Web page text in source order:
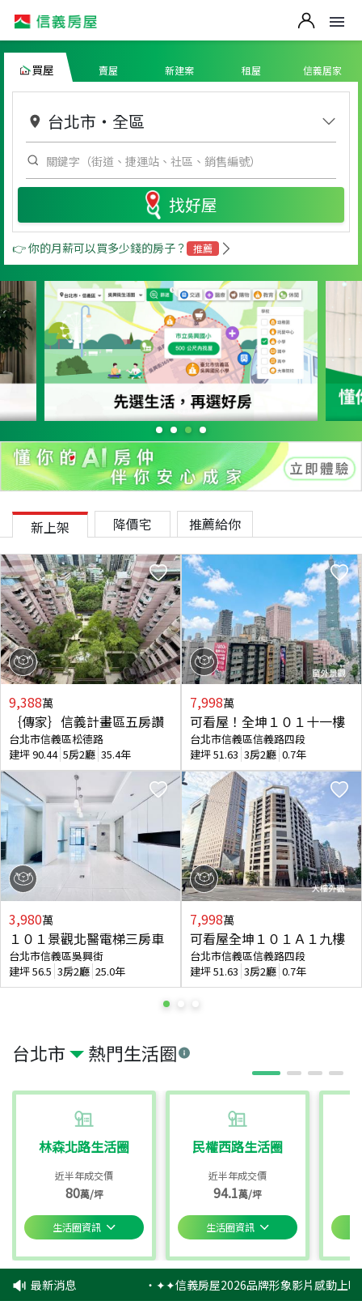
買屋 賣屋 新建案 租屋 信義居家
台北市 ・ 全區
找好屋
👉 你的月薪可以買多少錢的房子？ 推薦
台北市 熱門生活圈
林森北路生活圈
近半年成交價
80萬/坪
生活圈資訊
民權西路生活圈
近半年成交價
94.1萬/坪
生活圈資訊
新上架 降價宅 推薦給你
9,388萬
｛傳家｝信義計畫區五房讚
台北市信義區松德路
建坪90.44 5房2廳 35.4年
3,980萬
１０１景觀北醫電梯三房車
台北市信義區吳興街
建坪56.5 3房2廳 25.0年
7,998萬
可看屋！全坤１０１十一樓
台北市信義區信義路四段
建坪51.63 3房2廳 0.7年
7,998萬
可看屋全坤１０１Ａ１九樓
台北市信義區信義路四段
建坪51.63 3房2廳 0.7年
最新消息 ‧✦✦信義房屋2026品牌形象影片感動上映